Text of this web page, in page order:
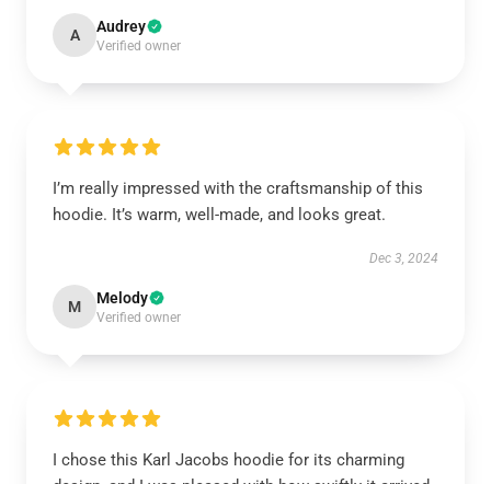
A Audrey
Verified owner
I’m really impressed with the craftsmanship of this
hoodie. It’s warm, well-made, and looks great.
Dec 3, 2024
M Melody
Verified owner
I chose this Karl Jacobs hoodie for its charming